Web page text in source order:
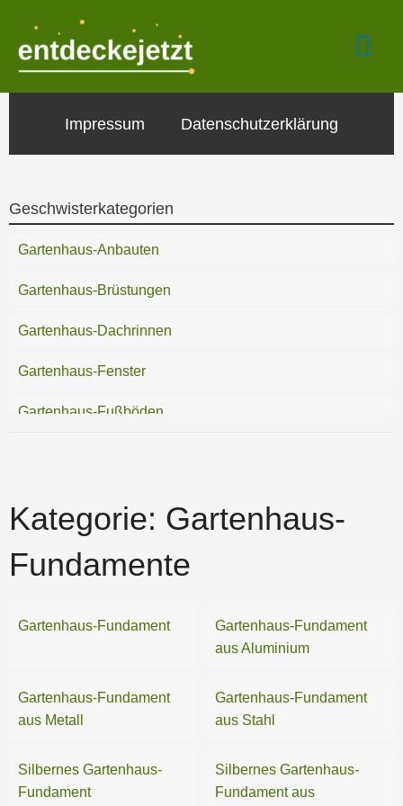
springen
Geschwisterkategorien
Gartenhaus-Anbauten
Gartenhaus-Brüstungen
Gartenhaus-Dachrinnen
Gartenhaus-Fenster
Gartenhaus-Fußböden
Kategorie: Gartenhaus-
Fundamente
Gartenhaus-Fundament
Gartenhaus-Fundament
aus Aluminium
Gartenhaus-Fundament
aus Metall
Gartenhaus-Fundament
aus Stahl
Silbernes Gartenhaus-
Fundament
Silbernes Gartenhaus-
Fundament aus
Impressum Datenschutzerklärung